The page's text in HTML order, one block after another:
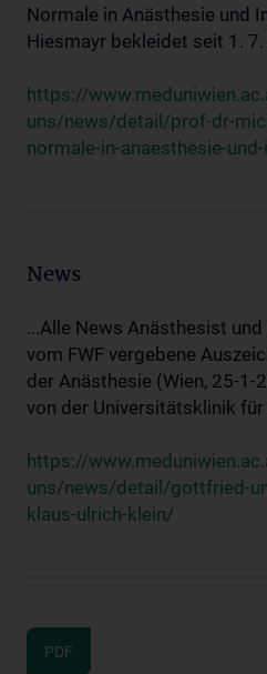
Normale in Anästhesie und
Hiesmayr bekleidet seit 1.
https://
uns/news/detail/prof-dr-
normale-in-anaesthesie-
News
...Alle News Anästhesist
vom FWF vergebene
der Anästhesie (Wien, 25-1-
von der Universitätsklinik für
https://
uns/news/detail/gottfried-
klaus-ulrich-klein/
PDF